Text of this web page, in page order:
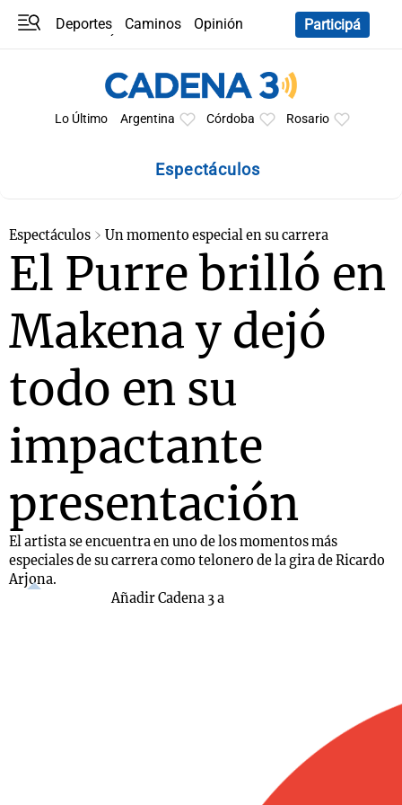
Deportes Caminos
Opinión
Participá
Lo Último Argentina Córdoba Rosario
Espectáculos
Espectáculos Un momento especial en su carrera
El Purre brilló en
Makena y dejó
todo en su
impactante
presentación
El artista se encuentra en uno de los momentos más
especiales de su carrera como telonero de la gira de Ricardo
Arjona.
Añadir Cadena 3 a